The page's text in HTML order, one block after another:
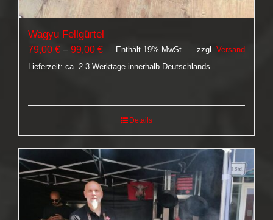
Wagyu Fellgürtel
79,00 € – 99,00 €Preisspanne:
79,00 €
Enthält 19% MwSt. zzgl. Versand
Lieferzeit: ca. 2-3 Werktage innerhalb Deutschlands
Details